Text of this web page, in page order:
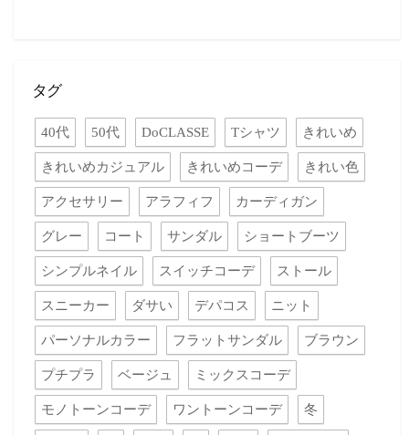
タグ
40代 50代 DoCLASSE Tシャツ きれいめ
きれいめカジュアル きれいめコーデ きれい色
アクセサリー アラフィフ カーディガン
グレー コート サンダル ショートブーツ
シンプルネイル スイッチコーデ ストール
スニーカー ダサい デパコス ニット
パーソナルカラー フラットサンダル ブラウン
プチプラ ベージュ ミックスコーデ
モノトーンコーデ ワントーンコーデ 冬